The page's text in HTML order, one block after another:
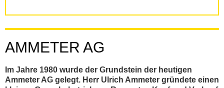
AMMETER AG
Im Jahre 1980 wurde der Grundstein der heutigen
Ammeter AG gelegt. Herr Ulrich Ammeter gründete einen